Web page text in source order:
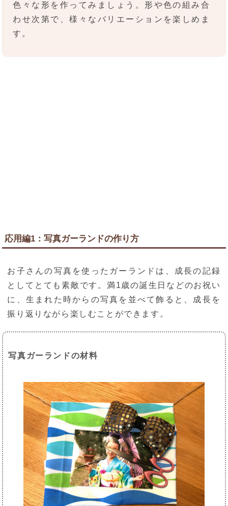
色々な形を作ってみましょう。形や色の組み合
わせ次第で、様々なバリエーションを楽しめま
す。
応用編1：写真ガーランドの作り方
お子さんの写真を使ったガーランドは、成長の記録
としてとても素敵です。満1歳の誕生日などのお祝い
に、生まれた時からの写真を並べて飾ると、成長を
振り返りながら楽しむことができます。
写真ガーランドの材料